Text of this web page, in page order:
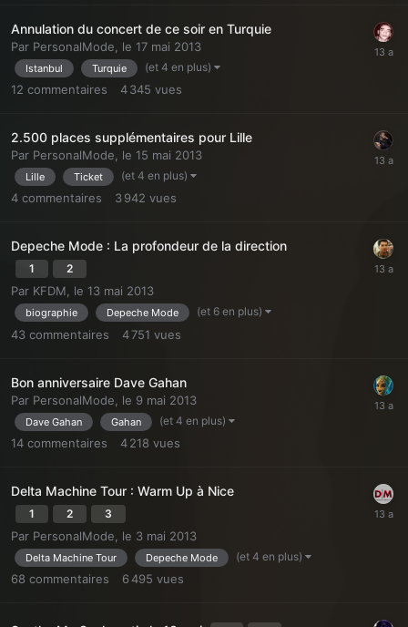
Annulation du concert de ce soir en Turquie
Par PersonalMode le 17 mai 2013
Istanbul Turquie (et 4 en plus)
12 commentaires 4 345 vues
2.500 places supplémentaires pour Lille
Par PersonalMode le 15 mai 2013
Lille Ticket (et 4 en plus)
4 commentaires 3 942 vues
Depeche Mode : La profondeur de la direction
1 2
Par KFDM, le 13 mai 2013
biographie Depeche Mode (et 6 en plus)
43 commentaires 4 751 vues
Bon anniversaire Dave Gahan
Par PersonalMode le 9 mai 2013
Dave Gahan Gahan (et 4 en plus)
14 commentaires 4 218 vues
Delta Machine Tour : Warm Up à Nice
1 2 3
Par PersonalMode le 3 mai 2013
Delta Machine Tour Depeche Mode (et 4 en plus)
68 commentaires 6 495 vues